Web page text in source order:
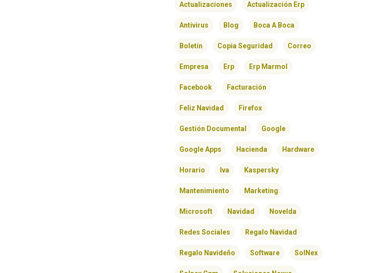
Actualizaciones Actualización Erp
Antivirus Blog Boca A Boca
Boletín Copia Seguridad Correo
Empresa Erp Erp Marmol
Facebook Facturación
Feliz Navidad Firefox
Gestión Documental Google
Google Apps Hacienda Hardware
Horario Iva Kaspersky
Mantenimiento Marketing
Microsoft Navidad Novelda
Redes Sociales Regalo Navidad
Regalo Navideño Software SolNex